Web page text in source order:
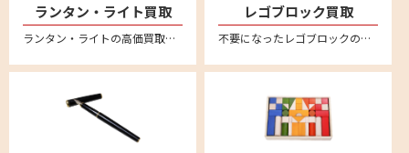
ランタン・ライト買取
ランタン・ライトの高価買取なら買取専門店のリムーブ(reMOVE)。リムーブなら、宅配買取専門店なので、日本全国どこからでも買取が可能！しかも送料は完全無料！簡単・安心・丁寧な宅配専門の買取サービスです。自宅に居ながら査定～入金まで安心してお任せください。LED・電池式ランタン、ライト・ランタンなど、幅広く買取させていただきます。コールマン(Coleman)やスノーピーク(snow peak)、ペトロマックス(Petromax)、デイツ(DIETZ) 、フュアーハンド(FEUERHAND) など買取対象ブランド多数！汚れや傷があってもお買取させていただいております。買取査定額に満足された場合のみお買取させていただきますので、お気軽にお問い合わせください。
レゴブロック買取
不要になったレゴブロックの買取ならリムーブ。全国送料無料の宅配査定はこちら。